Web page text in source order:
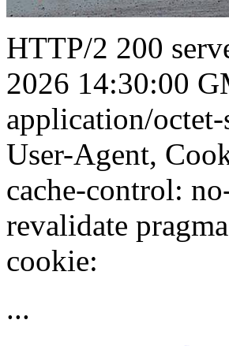
HTTP/2 200
2026 14:30:00
application/
User-Agent,
cache-control:
revalidate
cookie:
...